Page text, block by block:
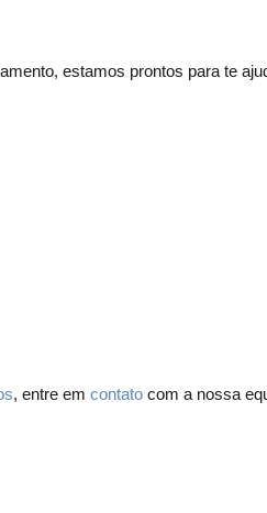
estamos prontos para te
, entre em contato com a nossa